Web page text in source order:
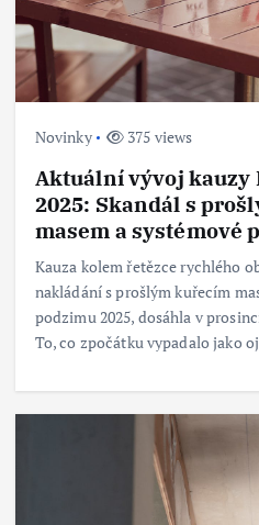
Novinky 375 views
Aktuální vývoj kauzy
2025: Skandál s
masem a systémové
Kauza kolem řetězce rychlého
nakládání s prošlým kuřecím
podzimu 2025, dosáhla v
To, co zpočátku vypadalo jako